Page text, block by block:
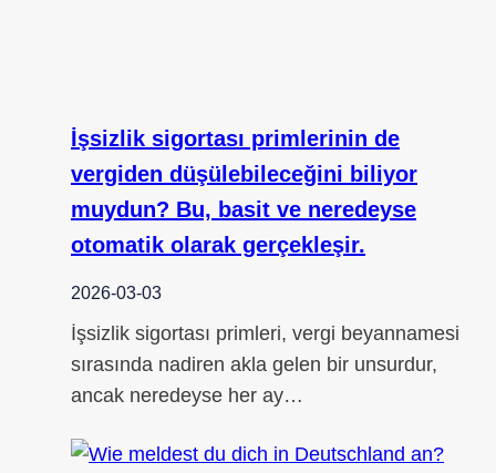
İşsizlik sigortası primlerinin de
vergiden düşülebileceğini biliyor
muydun? Bu, basit ve neredeyse
otomatik olarak gerçekleşir.
2026-03-03
İşsizlik sigortası primleri, vergi beyannamesi
sırasında nadiren akla gelen bir unsurdur,
ancak neredeyse her ay…